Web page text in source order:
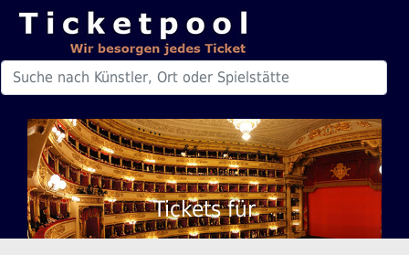
Tickets für